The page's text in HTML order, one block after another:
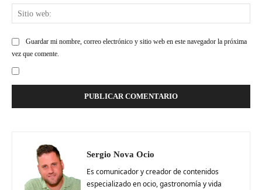
Guardar mi nombre, correo electrónico y sitio web en este navegador la próxima
vez que comente.
Sergio Nova Ocio
Es comunicador y creador de contenidos
especializado en ocio, gastronomía y vida